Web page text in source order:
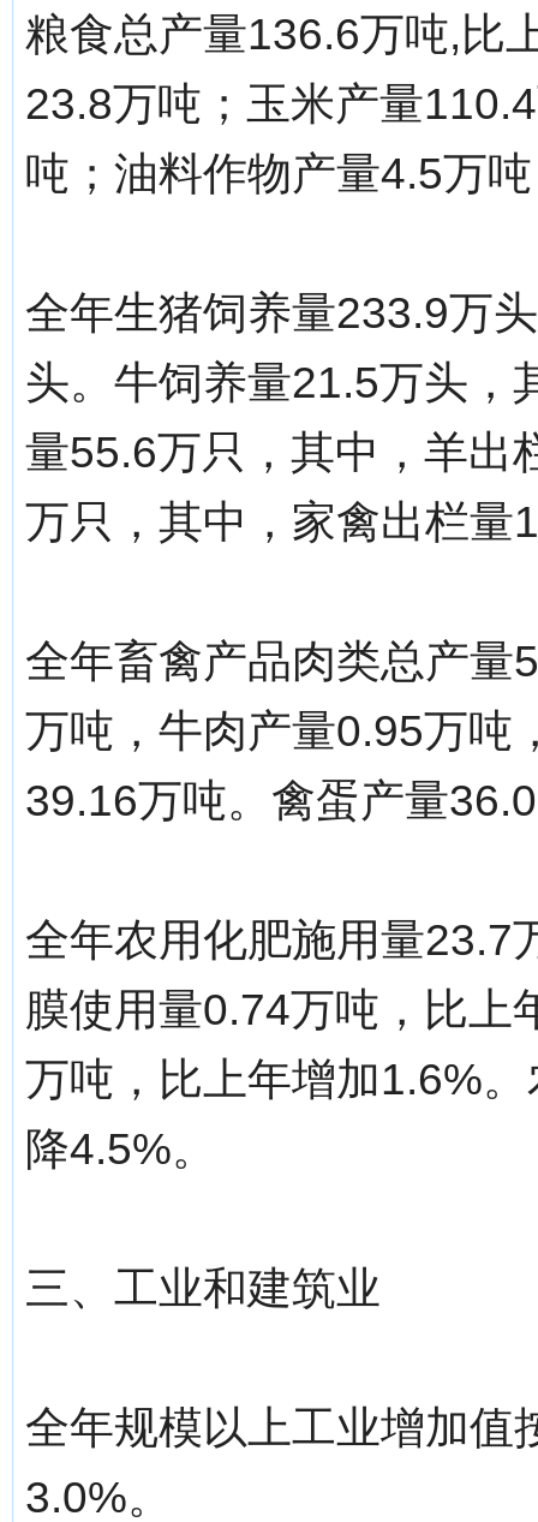
粮食总产量136.6万吨,比
23.8万吨；玉米产量
吨；油料作物产量4.5万
全年生猪饲养量233.9万
头。牛饲养量21.5万头，
量55.6万只，其中，羊出
万只，其中，家禽出栏量
全年畜禽产品肉类总产量
万吨，牛肉产量0.95万吨
39.16万吨。禽蛋产量
全年农用化肥施用量23.7
膜使用量0.74万吨，比上
万吨，比上年增加1.6%
降4.5%。
三、工业和建筑业
全年规模以上工业增加值
3.0%。